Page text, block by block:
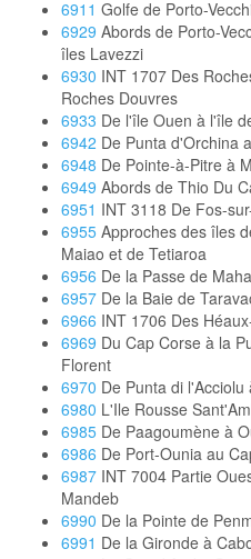
6911 Golfe de Porto-
6929 Abords de Porto-
îles Lavezzi
6930 INT 1707 Des
Roches Douvres
6933 De l'île Ouen à l'île
6942 De Punta d'Orchina
6948 De Pointe-à-Pitre à
6949 Abords de Thio Du
6951 INT 3118 De Fos-
6955 Approches des îles
Maiao et de Tetiaroa
6956 De la Passe de
6957 De la Baie de
6966 INT 1706 Des
6969 Du Cap Corse à la
Florent
6970 De Punta di l'Acciolu
6980 L'Ile Rousse
6985 De Paagoumène à
6986 De Port-Ounia au
6987 INT 7004 Partie
Mandeb
6990 De la Pointe de
6991 De la Gironde à